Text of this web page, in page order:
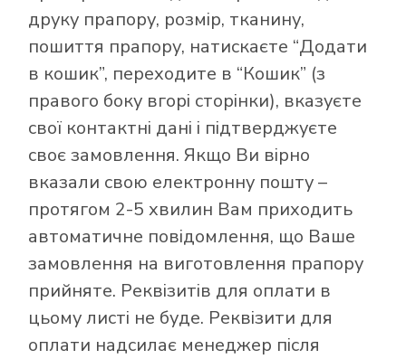
друку прапору, розмір, тканину,
пошиття прапору, натискаєте “Додати
в кошик”, переходите в “Кошик” (з
правого боку вгорі сторінки), вказуєте
свої контактні дані і підтверджуєте
своє замовлення. Якщо Ви вірно
вказали свою електронну пошту –
протягом 2-5 хвилин Вам приходить
автоматичне повідомлення, що Ваше
замовлення на виготовлення прапору
прийняте. Реквізитів для оплати в
цьому листі не буде. Реквізити для
оплати надсилає менеджер після